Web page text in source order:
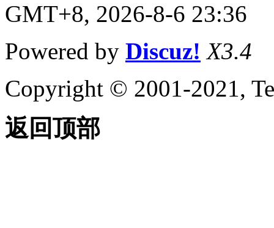
关于从系统故障修复
定义并执行 CAD 标准
关于图层转换
输入和输出图形数据
文件
关于输入 PDF 文件
GMT+8, 2026-8-6 23:36
Powered by Discuz! X3.4
Copyright © 2001-2021,
返回顶部